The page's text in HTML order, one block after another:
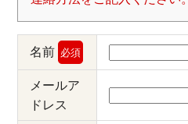
名前 必須
メールア
ドレス